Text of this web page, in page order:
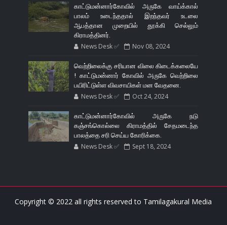
காட்டுமன்னார்கோவில் அருகே வாய்க்கால்
பாலம் உடைந்ததால் இறந்தவர் உடலை
ஆபத்தான முறையில் தூக்கி செல்லும்
கிராமத்தினர்.
News Desk ✅ Nov 08, 2024
வெற்றிலைக்கு சரியான விலை கிடைக்கலையே
! காட்டுமன்னார் கோவில் அருகே வெற்றிலை
பயிரிட்டுள்ள விவசாயிகள் மன வேதனை.
News Desk ✅ Oct 24, 2024
காட்டுமன்னார்கோவில் அருகே நடு
கஞ்சங்கொல்லை கிராமத்தில் சேதமடைந்த
பாலத்தை சரி செய்ய கோரிக்கை.
News Desk ✅ Sept 18, 2024
Copyright © 2022 all rights reserved to Tamilagakural Media